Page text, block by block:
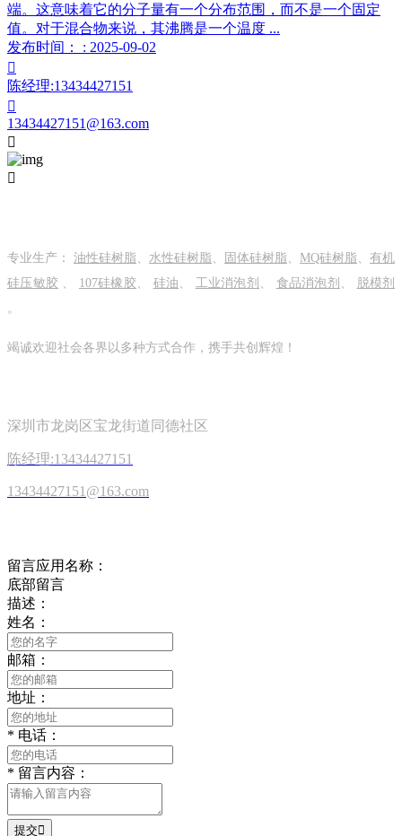
端。这意味着它的分子量有一个分布范围，而不是一个固定
值。对于混合物来说，其沸腾是一个温度 ...
发布时间： : 2025-09-02

陈经理:13434427151

13434427151@163.com


专业生产： 油性硅树脂 水性硅树脂 固体硅树脂 MQ硅树脂
有机
硅压敏胶
107硅橡胶 硅油 工业消泡剂 食品消泡剂
脱模剂
。
竭诚欢迎社会各界以多种方式合作，携手共创辉煌！
深圳市龙岗区宝龙街道同德社区
陈经理:13434427151
13434427151@163.com
留言应用名称：
底部留言
描述：
姓名：
邮箱：
地址：
* 电话：
* 留言内容：
提交